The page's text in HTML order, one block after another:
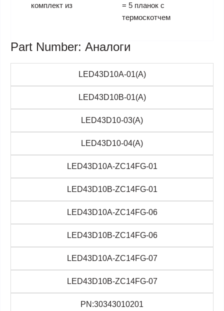
комплект из
= 5 планок с
термоскотчем
Part Number: Аналоги
LED43D10A-01(A)
LED43D10B-01(A)
LED43D10-03(А)
LED43D10-04(A)
LED43D10A-ZC14FG-01
LED43D10B-ZC14FG-01
LED43D10A-ZC14FG-06
LED43D10B-ZC14FG-06
LED43D10A-ZC14FG-07
LED43D10B-ZC14FG-07
PN:30343010201